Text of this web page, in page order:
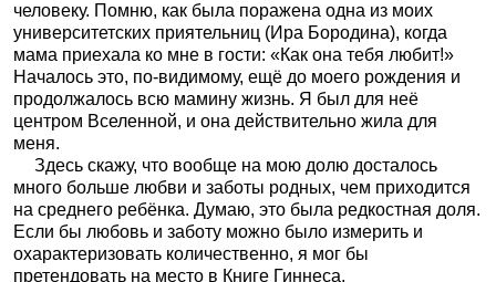
человеку. Помню, как была поражена одна из моих
университетских приятельниц (Ира Бородина), когда
мама приехала ко мне в гости: «Как она тебя любит!»
Началось это, по-видимому, ещё до моего рождения и
продолжалось всю мамину жизнь. Я был для неё
центром Вселенной, и она действительно жила для
меня.
Здесь скажу, что вообще на мою долю досталось
много больше любви и заботы родных, чем приходится
на среднего ребёнка. Думаю, это была редкостная доля.
Если бы любовь и заботу можно было измерить и
охарактеризовать количественно, я мог бы
претендовать на место в Книге Гиннеса.